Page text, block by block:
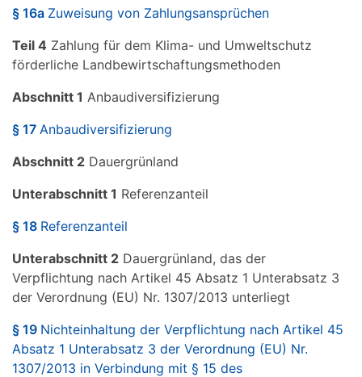
§ 16a Zuweisung von Zahlungsansprüchen
Teil 4 Zahlung für dem Klima- und Umweltschutz
förderliche Landbewirtschaftungsmethoden
Abschnitt 1 Anbaudiversifizierung
§ 17 Anbaudiversifizierung
Abschnitt 2 Dauergrünland
Unterabschnitt 1 Referenzanteil
§ 18 Referenzanteil
Unterabschnitt 2 Dauergrünland, das der
Verpflichtung nach Artikel 45 Absatz 1 Unterabsatz 3
der Verordnung (EU) Nr. 1307/2013 unterliegt
§ 19 Nichteinhaltung der Verpflichtung nach Artikel 45
Absatz 1 Unterabsatz 3 der Verordnung (EU) Nr.
1307/2013 in Verbindung mit § 15 des